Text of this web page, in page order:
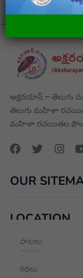
అక్షరయాన్ –
తెలుగు మహిళా
మహిళా రచయితల
OUR
పాటలు
కథలు
LOCATION
+91 9989928562